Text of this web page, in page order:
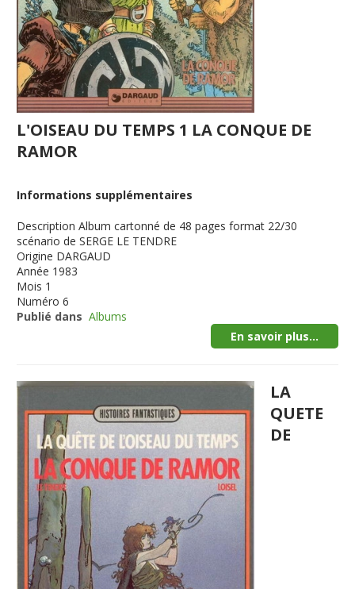
L'OISEAU DU TEMPS 1 LA CONQUE DE
RAMOR
Informations supplémentaires
Description Album cartonné de 48 pages format 22/30
scénario de SERGE LE TENDRE
Origine DARGAUD
Année 1983
Mois 1
Numéro 6
Publié dans Albums
En savoir plus...
LA
QUETE
DE